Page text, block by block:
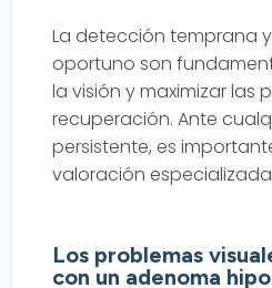
La detección temprana
oportuno son
la visión y maximizar las
recuperación. Ante
persistente, es
valoración
Los problemas
con un adenoma